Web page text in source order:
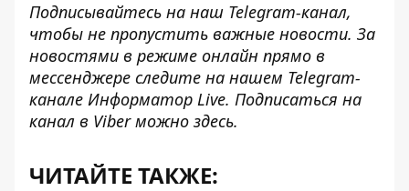
Подписывайтесь на наш Telegram-канал,
чтобы не пропустить важные новости. За
новостями в режиме онлайн прямо в
мессенджере следите на нашем Telegram-
канале Информатор Live. Подписаться на
канал в Viber можно здесь.
ЧИТАЙТЕ ТАКЖЕ: